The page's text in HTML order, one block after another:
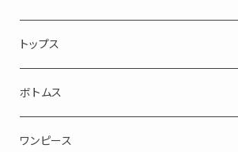
トップス
長袖
半袖・ノースリーブ
ボトムス
スカート
ワンピース